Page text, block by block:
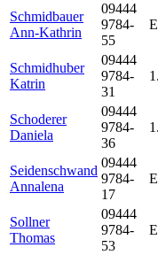
Schmidbauer
Ann-Kathrin
09444
9784-
55
Schmidhuber
Katrin
09444
9784-
31
Schoderer
Daniela
09444
9784-
36
Seidenschwand
Annalena
09444
9784-
17
Sollner
Thomas
09444
9784-
53